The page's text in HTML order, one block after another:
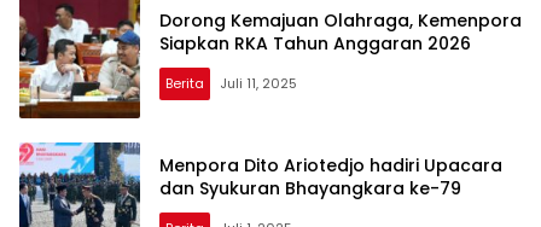
Dorong Kemajuan Olahraga, Kemenpora
Siapkan RKA Tahun Anggaran 2026
Berita Juli 11, 2025
Menpora Dito Ariotedjo hadiri Upacara
dan Syukuran Bhayangkara ke-79